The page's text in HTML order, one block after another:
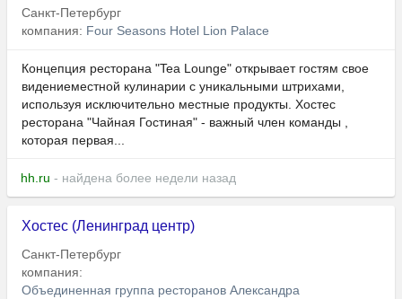
Санкт-Петербург
компания: Four Seasons Hotel Lion Palace
Концепция ресторана "Tea Lounge" открывает гостям свое
видениеместной кулинарии с уникальными штрихами,
используя исключительно местные продукты. Хостес
ресторана "Чайная Гостиная" - важный член команды ,
которая первая...
hh.ru - найдена более недели назад
Хостес (Ленинград центр)
Санкт-Петербург
компания:
Объединенная группа ресторанов Александра